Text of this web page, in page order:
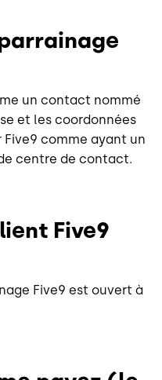
un contact nommé
et les coordonnées
comme ayant un
centre de contact.
Five9
Five9 est ouvert à